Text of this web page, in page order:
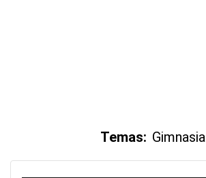
Temas: Gimnasia